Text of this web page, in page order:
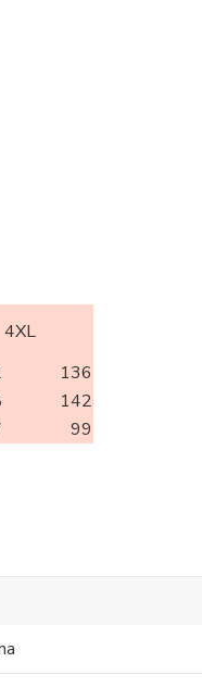
4XL
136
142
99